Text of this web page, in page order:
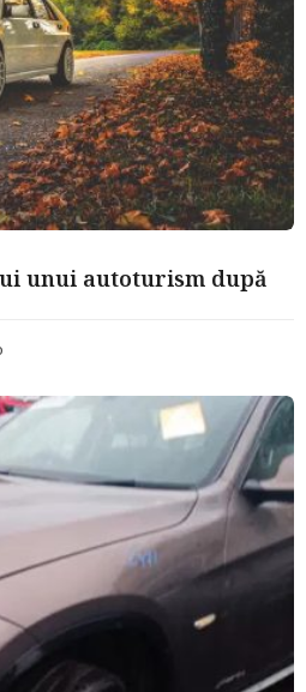
unui autoturism după
u
n
a
g